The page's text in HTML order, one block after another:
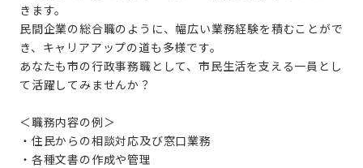
きます。
民間企業の総合職のように、幅広い業務経験を積むことがで
き、キャリアアップの道も多様です。
あなたも市の行政事務職として、市民生活を支える一員とし
て活躍してみませんか？
＜職務内容の例＞
・住民からの相談対応及び窓口業務
・各種文書の作成や管理